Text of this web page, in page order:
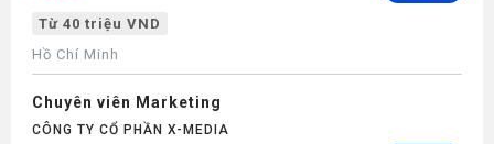
Từ 40 triệu VND
Hồ Chí Minh
Chuyên viên Marketing
CÔNG TY CỔ PHẦN X-MEDIA